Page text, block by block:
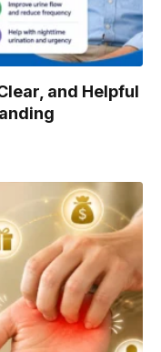
and Helpful